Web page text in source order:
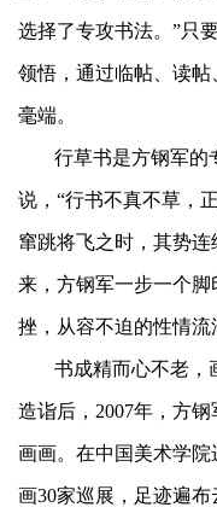
选择了专攻书法。”只
领悟，通过临帖、读
毫端。
行草书是方钢军的
说，“行书不真不草，
窜跳将飞之时，其势
来，方钢军一步一个
挫，从容不迫的性情流
书成精而心不老，
造诣后，2007年，方
画画。在中国美术学
画30家巡展，足迹遍布